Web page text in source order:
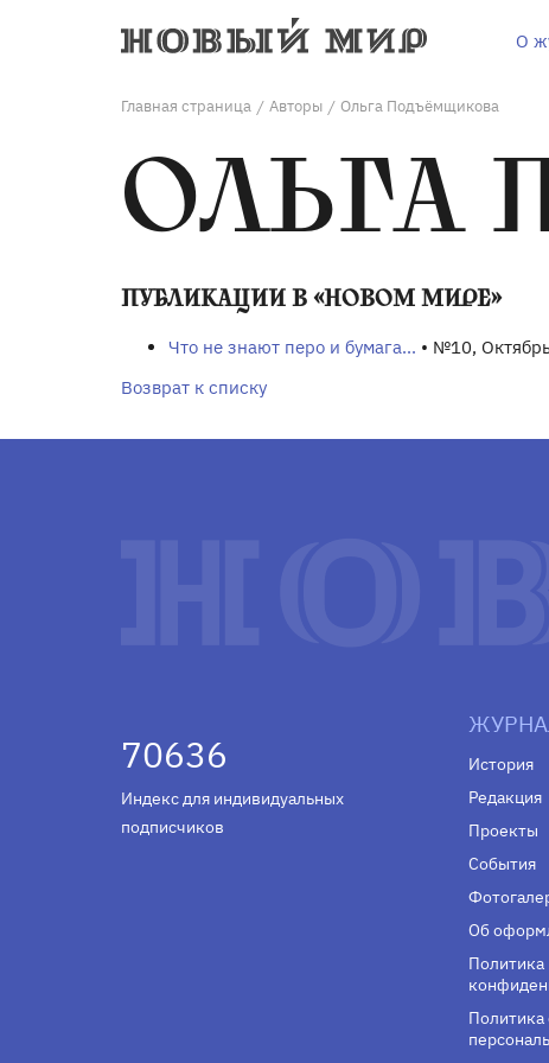
О
Главная страница / Авторы / Ольга Подъёмщикова
ОЛЬГА
ПУБЛИКАЦИИ В «НОВОМ МИРЕ»
Что не знают перо и бумага... • №10,
Возврат к списку
70636
Индекс для индивидуальных
подписчиков
История
Редакция
Проекты
События
Об
Политика
Политика